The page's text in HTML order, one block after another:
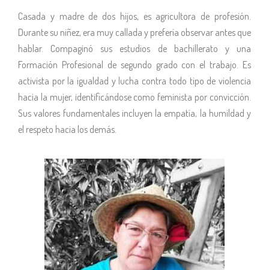
Casada y madre de dos hijos, es agricultora de profesión.
Durante su niñez, era muy callada y prefería observar antes que
hablar. Compaginó sus estudios de bachillerato y una
Formación Profesional de segundo grado con el trabajo. Es
activista por la igualdad y lucha contra todo tipo de violencia
hacia la mujer, identificándose como feminista por convicción.
Sus valores fundamentales incluyen la empatía, la humildad y
el respeto hacia los demás.